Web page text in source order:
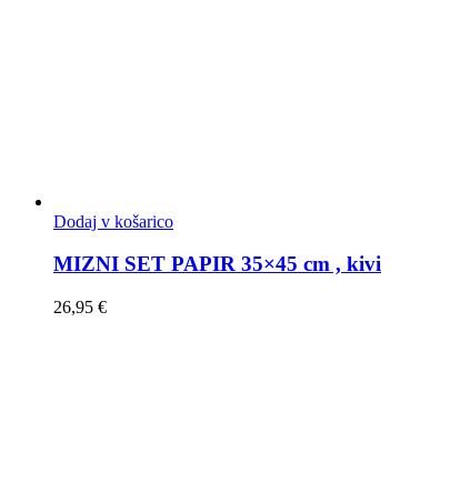
Dodaj v košarico
MIZNI SET PAPIR 35×45 cm , kivi
26,95 €